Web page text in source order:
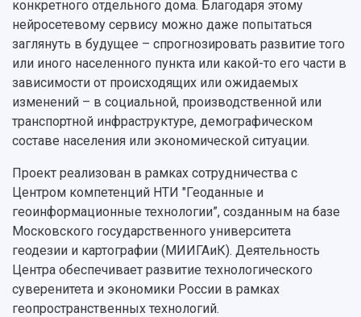
Архив
Фирменный стиль
Устойчивое развитие
Кампус
3D-тур по университету
Учебный аэродром
Центр истории авиационных двигателей
Ботанический сад
Умный дом бабочек
Международный межвузовский кампус
Сведения об образовательной организации
Библиотека
Видеолекции
Противодействие COVID-19
Конкурсы научных проектов и грантов
Областной конкурс "Молодой учёный"
Отчеты о научно-исследовательской
деятельности
Журналы Самарского университета
Научные конференции
Патенты
Публикации и издания
конкретного отдельного дома. Благодаря этому
нейросетевому сервису можно даже попытаться
заглянуть в будущее – спрогнозировать развитие того
или иного населенного пункта или какой-то его части в
зависимости от происходящих или ожидаемых
изменений – в социальной, производственной или
транспортной инфраструктуре, демографическом
составе населения или экономической ситуации.
Проект реализован в рамках сотрудничества с
Центром компетенций НТИ "Геоданные и
геоинформационные технологии”, созданным на базе
Московского государственного университета
геодезии и картографии (МИИГАиК). Деятельность
Центра обеспечивает развитие технологического
суверенитета и экономики России в рамках
геопространственных технологий.